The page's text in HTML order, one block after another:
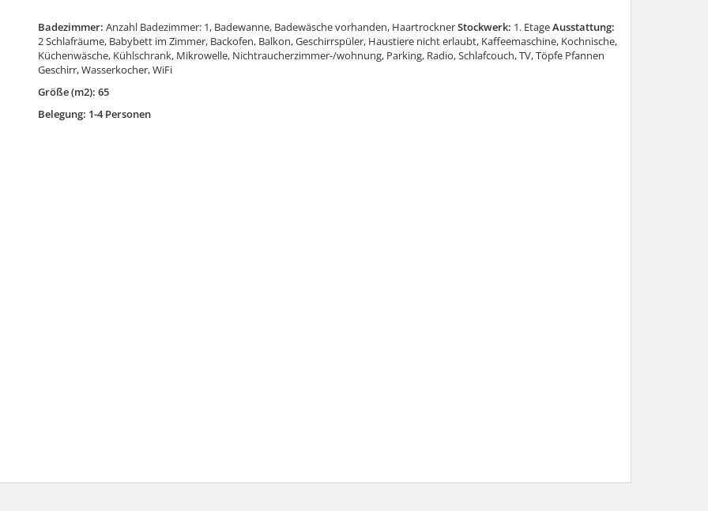
Badezimmer: Anzahl Badezimmer: 1, Badewanne, Badewäsche vorhanden, HaartrocknerStockwerk: 1. EtageAusstattung:
2 Schlafräume, Babybett im Zimmer, Backofen, Balkon, Geschirrspüler, Haustiere nicht erlaubt, Kaffeemaschine, Kochnische,
Küchenwäsche, Kühlschrank, Mikrowelle, Nichtraucherzimmer-/wohnung, Parking, Radio, Schlafcouch, TV, Töpfe Pfannen
Geschirr, Wasserkocher, WiFi
Größe (m2): 65
Belegung: 1-4 Personen